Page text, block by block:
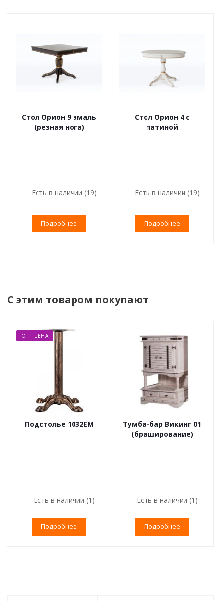
Стол Орион 9 эмаль
(резная нога)
Есть в наличии (19)
Подробнее
Стол Орион 4 с
патиной
Есть в наличии (19)
Подробнее
С этим товаром покупают
ОПТ ЦЕНА
Подстолье 1032EM
Есть в наличии (1)
Подробнее
Тумба-бар Викинг 01
(браширование)
Есть в наличии (1)
Подробнее